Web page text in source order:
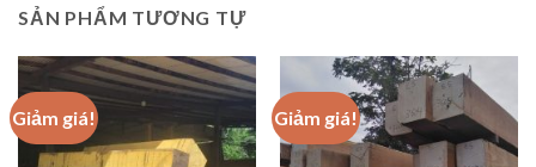
SẢN PHẨM TƯƠNG TỰ
Giảm giá! Giảm giá!